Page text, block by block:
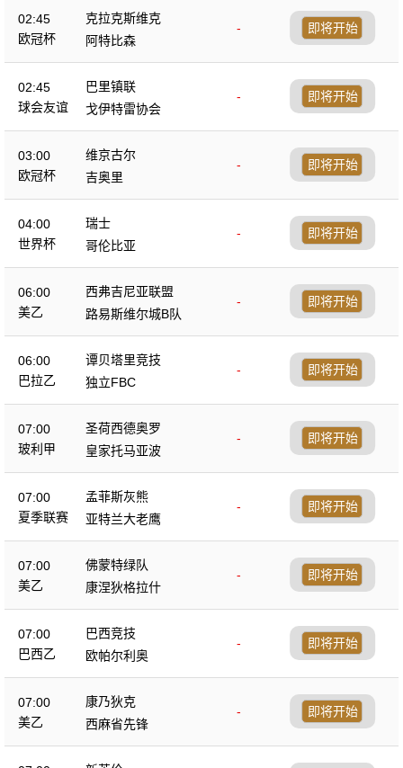
02:45
欧冠杯
克拉克斯维克
-
阿特比森
即将开始
02:45
球会友谊
巴里镇联
-
戈伊特雷协会
即将开始
03:00
欧冠杯
维京古尔
-
吉奥里
即将开始
04:00
世界杯
瑞士
-
哥伦比亚
即将开始
06:00
美乙
西弗吉尼亚联盟
-
路易斯维尔城B队
即将开始
06:00
巴拉乙
谭贝塔里竞技
-
独立FBC
即将开始
07:00
玻利甲
圣荷西德奥罗
-
皇家托马亚波
即将开始
07:00
夏季联赛
孟菲斯灰熊
-
亚特兰大老鹰
即将开始
07:00
美乙
佛蒙特绿队
-
康涅狄格拉什
即将开始
07:00
巴西乙
巴西竞技
-
欧帕尔利奥
即将开始
07:00
美乙
康乃狄克
-
西麻省先锋
即将开始